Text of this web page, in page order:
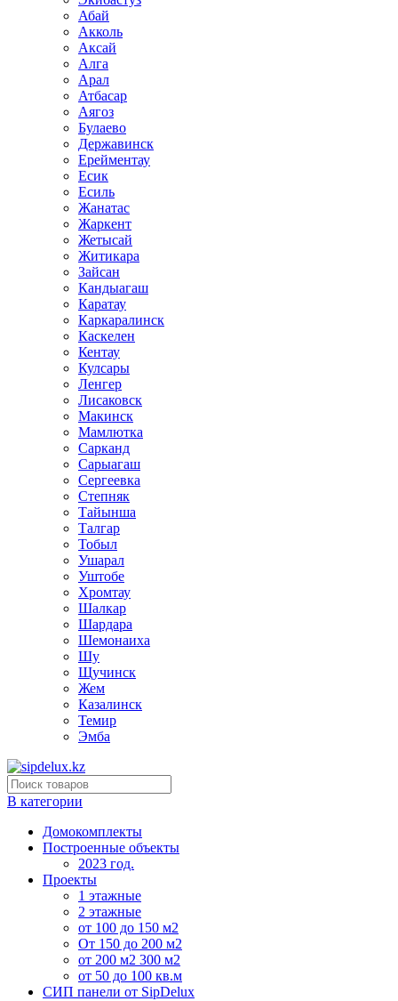
Абай
Акколь
Аксай
Алга
Арал
Атбасар
Аягоз
Булаево
Державинск
Ерейментау
Есик
Есиль
Жанатас
Жаркент
Жетысай
Житикара
Зайсан
Кандыагаш
Каратау
Каркаралинск
Каскелен
Кентау
Кулсары
Ленгер
Лисаковск
Макинск
Мамлютка
Сарканд
Сарыагаш
Сергеевка
Степняк
Тайынша
Талгар
Тобыл
Ушарал
Уштобе
Хромтау
Шалкар
Шардара
Шемонаиха
Шу
Щучинск
Жем
Казалинск
Темир
Эмба
В категории
Домокомплекты
Построенные объекты
2023 год.
Проекты
1 этажные
2 этажные
от 100 до 150 м2
От 150 до 200 м2
от 200 м2 300 м2
от 50 до 100 кв.м
СИП панели от SipDelux